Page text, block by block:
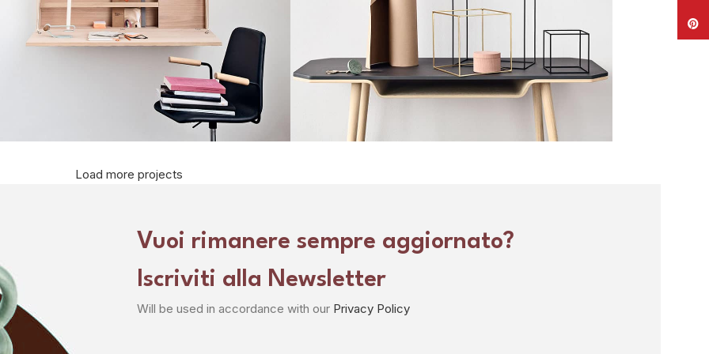
Lighting
Load more projects
Vuoi rimanere sempre aggiornato?
Iscriviti alla Newsletter
Will be used in accordance with our Privacy Policy